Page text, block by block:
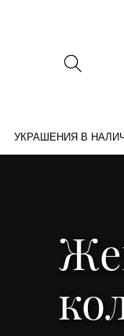
УКРАШЕНИЯ В